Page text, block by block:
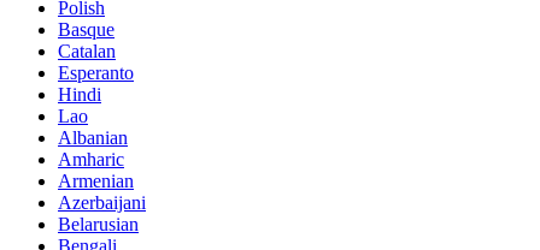
Polish
Basque
Catalan
Esperanto
Hindi
Lao
Albanian
Amharic
Armenian
Azerbaijani
Belarusian